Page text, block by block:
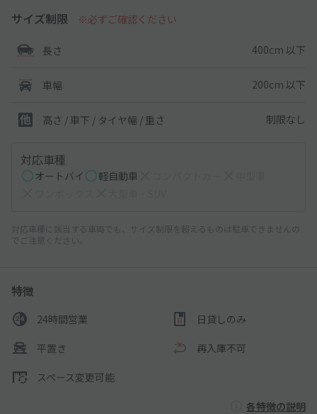
サイズ制限 ※必ずご確認ください
長さ 400cm 以下
車幅 200cm 以下
高さ / 車下 / タイヤ幅 / 重さ 制限なし
対応車種
オートバイ 軽自動車
対応車種に該当する車両でも、サイズ制限を超えるものは駐車できませんの
でご注意ください。
特徴
24時間営業 日貸しのみ
平置き 再入庫不可
スペース変更可能
各特徴の説明